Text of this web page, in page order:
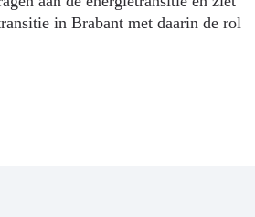
in Brabant met daarin de rol